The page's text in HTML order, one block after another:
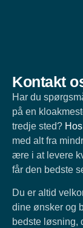
Kontakt
Har du
på en
tredje sted?
med alt fra
ære i at levere
får den bedste
Du er altid
dine ønsker og
bedste løsning,